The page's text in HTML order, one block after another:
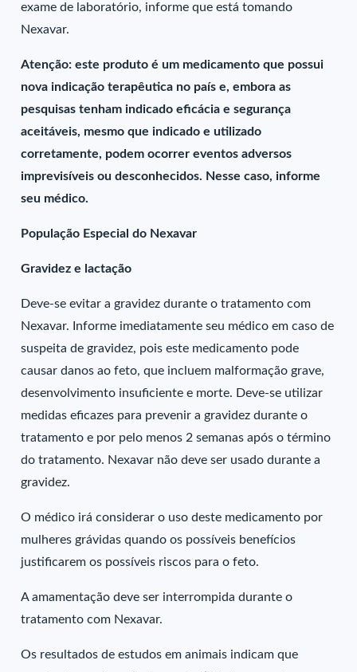
exame de laboratório, informe que está tomando
Nexavar.
Atenção: este produto é um medicamento que possui
nova indicação terapêutica no país e, embora as
pesquisas tenham indicado eficácia e segurança
aceitáveis, mesmo que indicado e utilizado
corretamente, podem ocorrer eventos adversos
imprevisíveis ou desconhecidos. Nesse caso, informe
seu médico.
População Especial do Nexavar
Gravidez e lactação
Deve-se evitar a gravidez durante o tratamento com
Nexavar. Informe imediatamente seu médico em caso de
suspeita de gravidez, pois este medicamento pode
causar danos ao feto, que incluem malformação grave,
desenvolvimento insuficiente e morte. Deve-se utilizar
medidas eficazes para prevenir a gravidez durante o
tratamento e por pelo menos 2 semanas após o término
do tratamento. Nexavar não deve ser usado durante a
gravidez.
O médico irá considerar o uso deste medicamento por
mulheres grávidas quando os possíveis benefícios
justificarem os possíveis riscos para o feto.
A amamentação deve ser interrompida durante o
tratamento com Nexavar.
Os resultados de estudos em animais indicam que